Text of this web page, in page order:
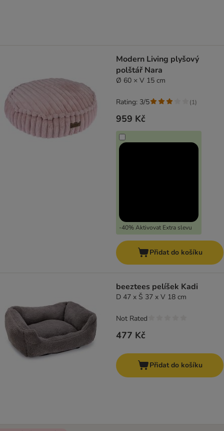
Modern Living plyšový
polštář Nara
Ø 60 × V 15 cm
959 Kč
-40% Aktivovat Extra slevu
Rating: 3/5 (1)
Přidat do košíku
beeztees pelíšek Kadi
D 47 x Š 37 x V 18 cm
477 Kč
Not Rated
Přidat do košíku